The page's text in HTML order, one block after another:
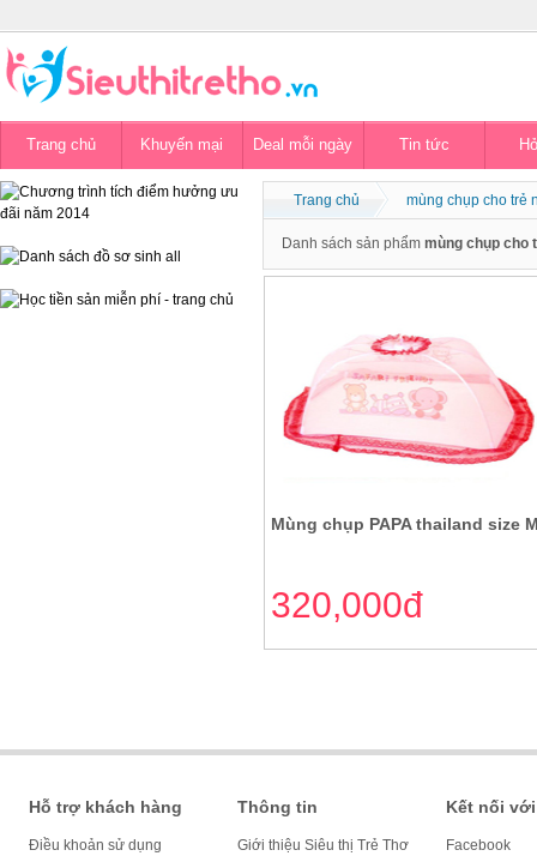
Trang chủ Khuyến mại Deal mỗi ngày Tin tức
Trang chủ mùng chụp cho trẻ
Danh sách sản phẩm mùng chụp cho
Mùng chụp PAPA thailand size
320,000đ
Hỗ trợ khách hàng
Điều khoản sử dụng
Thông tin
Giới thiệu Siêu thị Trẻ Thơ
Kết nối
Facebook